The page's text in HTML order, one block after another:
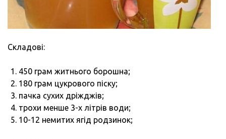
Складові:
450 грам житнього борошна;
180 грам цукрового піску;
пачка сухих дріжджів;
трохи менше 3-х літрів води;
10-12 немитих ягід родзинок;